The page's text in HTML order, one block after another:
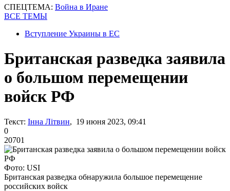
СПЕЦТЕМА: Война в Иране
ВСЕ ТЕМЫ
Вступление Украины в ЕС
Британская разведка заявила
о большом перемещении
войск РФ
Текст: Інна Літвин, 19 июня 2023, 09:41
0
20701
Фото: USI
Британская разведка обнаружила большое перемещение
российских войск